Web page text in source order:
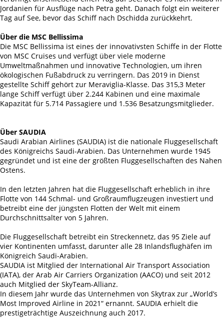
Jordanien für Ausflüge nach Petra geht. Danach folgt ein weiterer
Tag auf See, bevor das Schiff nach Dschidda zurückkehrt.
Über die MSC Bellissima
Die MSC Bellissima ist eines der innovativsten Schiffe in der Flotte
von MSC Cruises und verfügt über viele moderne
Umweltmaßnahmen und innovative Technologien, um ihren
ökologischen Fußabdruck zu verringern. Das 2019 in Dienst
gestellte Schiff gehört zur Meraviglia-Klasse. Das 315,3 Meter
lange Schiff verfügt über 2.244 Kabinen und eine maximale
Kapazität für 5.714 Passagiere und 1.536 Besatzungsmitglieder.
Über SAUDIA
Saudi Arabian Airlines (SAUDIA) ist die nationale Fluggesellschaft
des Königreichs Saudi-Arabien. Das Unternehmen wurde 1945
gegründet und ist eine der größten Fluggesellschaften des Nahen
Ostens.
In den letzten Jahren hat die Fluggesellschaft erheblich in ihre
Flotte von 144 Schmal- und Großraumflugzeugen investiert und
betreibt eine der jüngsten Flotten der Welt mit einem
Durchschnittsalter von 5 Jahren.
Die Fluggesellschaft betreibt ein Streckennetz, das 95 Ziele auf
vier Kontinenten umfasst, darunter alle 28 Inlandsflughäfen im
Königreich Saudi-Arabien.
SAUDIA ist Mitglied der International Air Transport Association
(IATA), der Arab Air Carriers Organization (AACO) und seit 2012
auch Mitglied der SkyTeam-Allianz.
In diesem Jahr wurde das Unternehmen von Skytrax zur „World’s
Most Improved Airline in 2021“ ernannt. SAUDIA erhielt die
prestigeträchtige Auszeichnung auch 2017.